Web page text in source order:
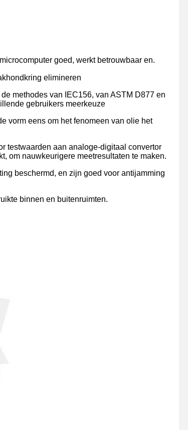
goed, werkt betrouwbaar en.
elimineren
methodes van IEC156, van ASTM D877 en
gebruikers meerkeuze
vorm eens om het fenomeen van olie het
testwaarden aan analoge-digitaal convertor
om nauwkeurigere meetresultaten te maken.
beschermd, en zijn goed voor antijamming
binnen en buitenruimten.